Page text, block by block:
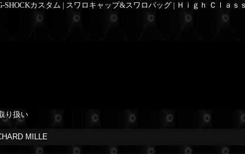
カスタム | スワロキャップ&スワロバッグ | Ｈｉｇｈ Ｃｌａ
り扱い
MILLE